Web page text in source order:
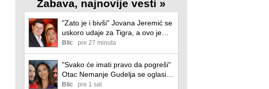
Zabava, najnovije vesti »
"Zato je i bivši" Jovana Jeremić se
uskoro udaje za Tigra, a ovo je
razlog zbog kojeg se razvela od
prvog muža: "Htela sam više i
bolje"
Blic pre 27 minuta
"Svako će imati pravo da pogreši"
Otac Nemanje Gudelja se oglasio
nakon što je postao deda i otkrio
Blic pre 1 sat